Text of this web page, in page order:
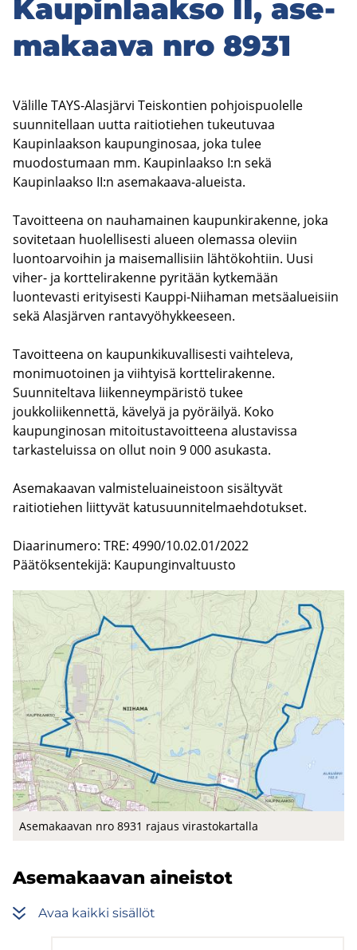
Kau­pin­laak­so II, ase­
ma­kaa­va nro 8931
Välille TAYS-Alasjärvi Teiskontien pohjoispuolelle
suunnitellaan uutta raitiotiehen tukeutuvaa
Kaupinlaakson kaupunginosaa, joka tulee
muodostumaan mm. Kaupinlaakso I:n sekä
Kaupinlaakso II:n asemakaava-alueista.
Tavoitteena on nauhamainen kaupunkirakenne, joka
sovitetaan huolellisesti alueen olemassa oleviin
luontoarvoihin ja maisemallisiin lähtökohtiin. Uusi
viher- ja korttelirakenne pyritään kytkemään
luontevasti erityisesti Kauppi-Niihaman metsäalueisiin
sekä Alasjärven rantavyöhykkeeseen.
Tavoitteena on kaupunkikuvallisesti vaihteleva,
monimuotoinen ja viihtyisä korttelirakenne.
Suunniteltava liikenneympäristö tukee
joukkoliikennettä, kävelyä ja pyöräilyä. Koko
kaupunginosan mitoitustavoitteena alustavissa
tarkasteluissa on ollut noin 9 000 asukasta.
Asemakaavan valmisteluaineistoon sisältyvät
raitiotiehen liittyvät katusuunnitelmaehdotukset.
Diaarinumero: TRE: 4990/10.02.01/2022
Päätöksentekijä: Kaupunginvaltuusto
Ase­ma­kaa­van nro 8931 ra­jaus vi­ras­to­kar­tal­la
Ase­ma­kaa­van ai­neis­tot
Avaa kaik­ki si­säl­löt